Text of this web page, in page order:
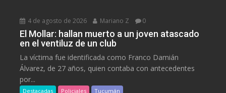
4 de agosto de 2026 Mariano Z 0
El Mollar: hallan muerto a un joven atascado
en el ventiluz de un club
La víctima fue identificada como Franco Damián
Álvarez, de 27 años, quien contaba con antecedentes
por...
Destacadas Policiales Tucumán